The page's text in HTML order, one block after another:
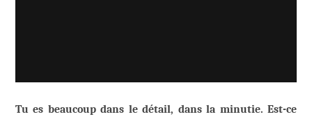
Tu es beaucoup dans le détail, dans la minutie. Est-ce